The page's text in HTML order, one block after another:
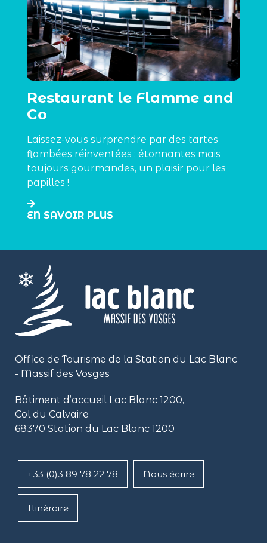
Restaurant le Flamme and
Co
Laissez-vous surprendre par des tartes
flambées réinventées : étonnantes mais
toujours gourmandes, un plaisir pour les
papilles !
EN SAVOIR PLUS
Office de Tourisme de la Station du Lac Blanc
- Massif des Vosges
Bâtiment d’accueil Lac Blanc 1200,
Col du Calvaire
68370 Station du Lac Blanc 1200
+33 (0)3 89 78 22 78 Nous écrire
Itinéraire